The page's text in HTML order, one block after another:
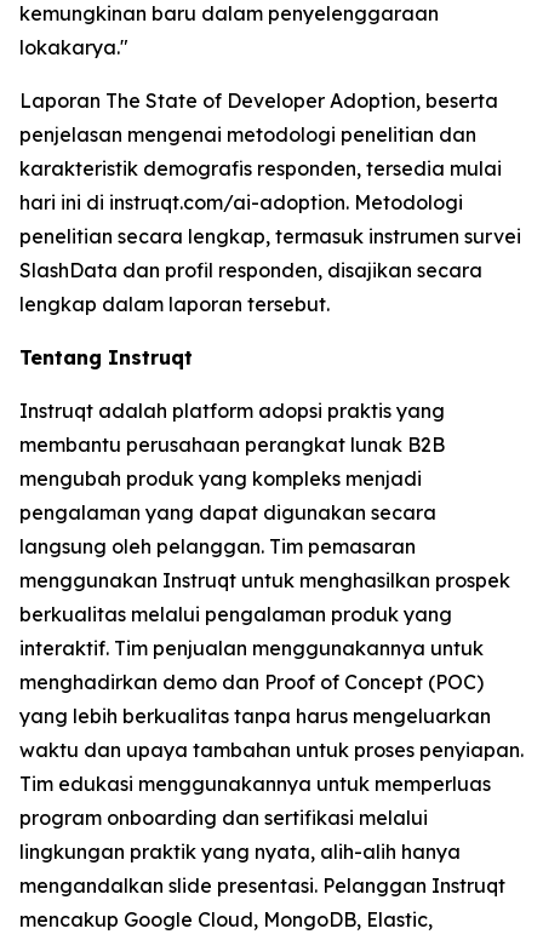
kemungkinan baru dalam penyelenggaraan
lokakarya."
Laporan The State of Developer Adoption, beserta
penjelasan mengenai metodologi penelitian dan
karakteristik demografis responden, tersedia mulai
hari ini di instruqt.com/ai-adoption. Metodologi
penelitian secara lengkap, termasuk instrumen survei
SlashData dan profil responden, disajikan secara
lengkap dalam laporan tersebut.
Tentang Instruqt
Instruqt adalah platform adopsi praktis yang
membantu perusahaan perangkat lunak B2B
mengubah produk yang kompleks menjadi
pengalaman yang dapat digunakan secara
langsung oleh pelanggan. Tim pemasaran
menggunakan Instruqt untuk menghasilkan prospek
berkualitas melalui pengalaman produk yang
interaktif. Tim penjualan menggunakannya untuk
menghadirkan demo dan Proof of Concept (POC)
yang lebih berkualitas tanpa harus mengeluarkan
waktu dan upaya tambahan untuk proses penyiapan.
Tim edukasi menggunakannya untuk memperluas
program onboarding dan sertifikasi melalui
lingkungan praktik yang nyata, alih-alih hanya
mengandalkan slide presentasi. Pelanggan Instruqt
mencakup Google Cloud, MongoDB, Elastic,